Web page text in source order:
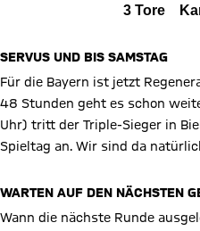
3 Tore
SERVUS UND BIS SAMSTAG
Für die Bayern ist jetzt
48 Stunden geht es schon
Uhr) tritt der Triple-Sieger in
Spieltag an. Wir sind da
WARTEN AUF DEN NÄCHSTEN
Wann die nächste Runde